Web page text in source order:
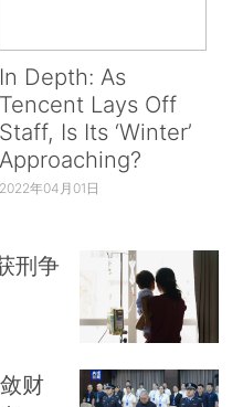
In Depth: As
Tencent Lays Off
Staff, Is Its ‘Winter’
Approaching?
2022年04月01日
刑争
财